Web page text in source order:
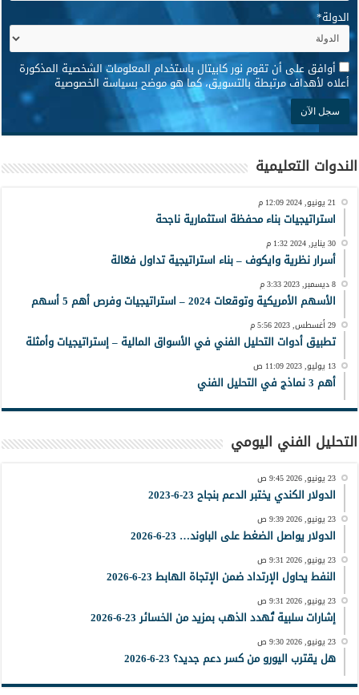
الدولة*
* أوافق على أن تقوم نور كابيتال باستخدام المعلومات الشخصية المذكورة
أعلاه لأهداف مرتبطة بالتسويق، كما هو موضح بسياسة الخصوصية
الندوات التعليمية
21 يونيو, 2024 12:09 م
استراتيجيات بناء محفظة استثمارية ناجحة
30 يناير, 2024 1:32 م
أسرار نظرية وايكوف – بناء استراتيجية تداول فعّالة
8 ديسمبر, 2023 3:33 م
الأسهم الأمريكية وتوقعات 2024 – استراتيجيات وفرص أهم 5 أسهم
29 أغسطس, 2023 5:56 م
تطبيق أدوات التحليل الفني في الأسواق المالية – إستراتيجيات وأمثلة
13 يوليو, 2023 11:09 ص
أهم 3 نماذج في التحليل الفني
التحليل الفني اليومي
23 يونيو, 2026 9:45 ص
الدولار الكندي يختبر الدعم بنجاح 23-6-2023
23 يونيو, 2026 9:39 ص
الدولار يواصل الضغط على الباوند… 23-6-2026
23 يونيو, 2026 9:31 ص
النفط يحاول الإرتداد ضمن الإتجاة الهابط 23-6-2026
23 يونيو, 2026 9:31 ص
إشارات سلبية تُهدد الذهب بمزيد من الخسائر 23-6-2026
23 يونيو, 2026 9:30 ص
هل يقترب اليورو من كسر دعم جديد؟ 23-6-2026